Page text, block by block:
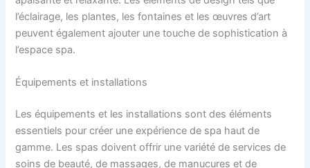
l’éclairage, les plantes, les fontaines et les œuvres d’art
peuvent également ajouter une touche de sophistication à
l’espace spa.
Équipements et installations
Les équipements et les installations sont des éléments
essentiels pour créer une expérience de spa haut de
gamme. Les spas doivent offrir une variété de services de
soins de beauté, de massages, de manucures et de